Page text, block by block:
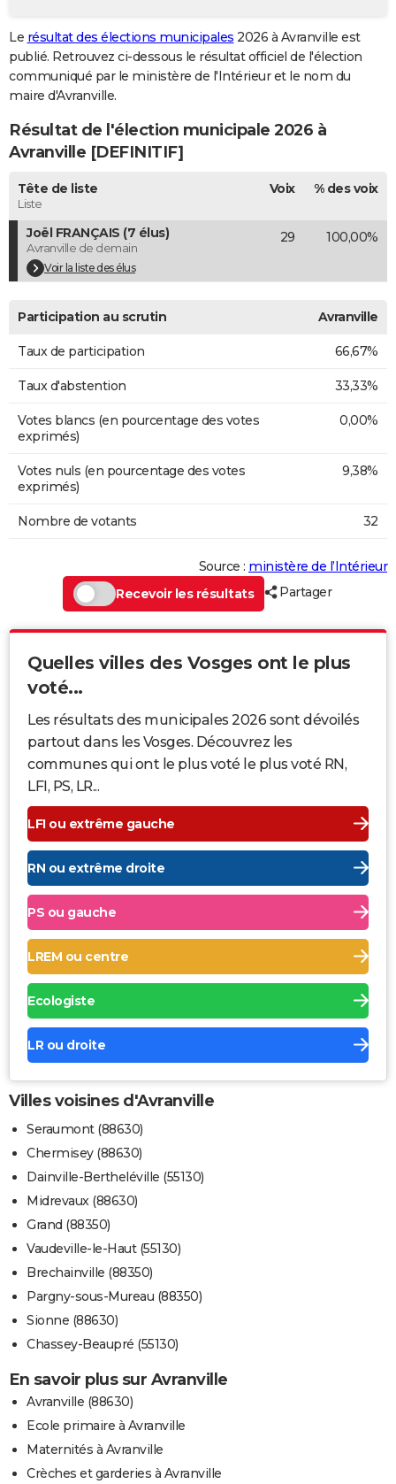
GUIDES D'ACHAT
BONS PLANS
CARTE DE VOEUX
Carte de Noël
Carte Bonne année
Carte Saint-Valentin
Carte Pâques
Carte d'anniversaire
DICTIONNAIRE
Dictionnaire
Biographies
Citations
Expressions
Proverbes
PROGRAMME TV
COPAINS D'AVANT
S'inscrire
Se connecter
Lycées
Collèges
Primaires
Universités
Entreprises
Service militaire
Avis de recherche
AVIS DE DÉCÈS
FORUM
Le résultat des élections municipales 2026 à Avranville est
publié. Retrouvez ci-dessous le résultat officiel de l'élection
communiqué par le ministère de l'Intérieur et le nom du
maire d'Avranville.
Résultat de l'élection municipale 2026 à
Avranville [DEFINITIF]
Tête de liste
Liste
Voix % des voix
Joël FRANÇAIS (7 élus)
Avranville de demain
Voir la liste des élus
29 100,00%
Participation au scrutin Avranville
Taux de participation 66,67%
Taux d'abstention 33,33%
Votes blancs (en pourcentage des votes
exprimés)
0,00%
Votes nuls (en pourcentage des votes
exprimés)
9,38%
Nombre de votants 32
Source : ministère de l’Intérieur
Recevoir les résultats
Partager
Quelles villes des Vosges ont le plus
voté...
Les résultats des municipales 2026 sont dévoilés
partout dans les Vosges. Découvrez les
communes qui ont le plus voté le plus voté RN,
LFI, PS, LR...
LFI ou extrême gauche
RN ou extrême droite
PS ou gauche
LREM ou centre
Ecologiste
LR ou droite
Villes voisines d'Avranville
Seraumont (88630)
Chermisey (88630)
Dainville-Bertheléville (55130)
Midrevaux (88630)
Grand (88350)
Vaudeville-le-Haut (55130)
Brechainville (88350)
Pargny-sous-Mureau (88350)
Sionne (88630)
Chassey-Beaupré (55130)
En savoir plus sur Avranville
Avranville (88630)
Ecole primaire à Avranville
Maternités à Avranville
Crèches et garderies à Avranville